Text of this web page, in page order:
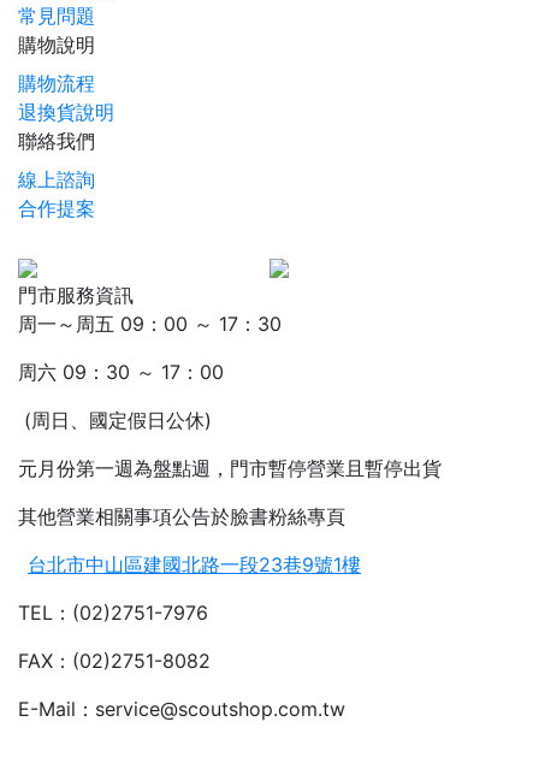
常見問題
購物說明
購物流程
退換貨說明
聯絡我們
線上諮詢
合作提案
門市服務資訊
周一～周五 09：00 ～ 17：30
周六 09：30 ～ 17：00
(周日、國定假日公休)
元月份第一週為盤點週，門市暫停營業且暫停出貨
其他營業相關事項公告於臉書粉絲專頁
台北市中山區建國北路一段23巷9號1樓
TEL：(02)2751-7976
FAX：(02)2751-8082
E-Mail：service@scoutshop.com.tw